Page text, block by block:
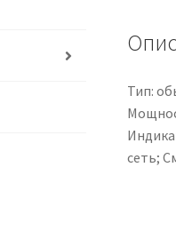
Тип:
сеть;